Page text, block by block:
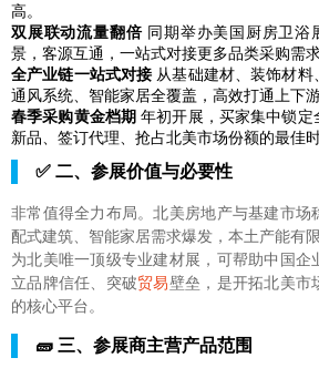
高。
双展联动流量翻倍同期举办美国厨房卫浴
景，客源互通，一站式对接更多品类采购需求
全产业链一站式对接 从基础建材、装饰材料
通风系统、智能家居全覆盖，高效打通上下游
春季采购黄金档期 年初开展，买家集中锁
新品、签订代理、抢占北美市场份额的最佳时
✅ 二、参展价值与必要性
非常值得全力布局。北美房地产与基建市场
配式建筑、智能家居需求爆发，本土产能有
为北美唯一顶级专业建材展，可帮助中国企
立品牌信任、突破贸易壁垒，是开拓北美市
的核心平台。
🧱 三、参展商主营产品范围